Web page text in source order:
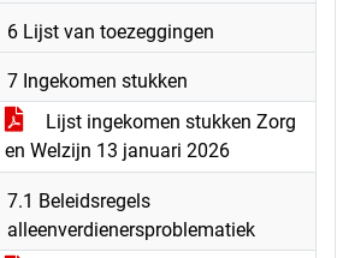
6 Lijst van toezeggingen
7 Ingekomen stukken
Lijst ingekomen stukken Zorg
en Welzijn 13 januari 2026
7.1 Beleidsregels
alleenverdienersproblematiek